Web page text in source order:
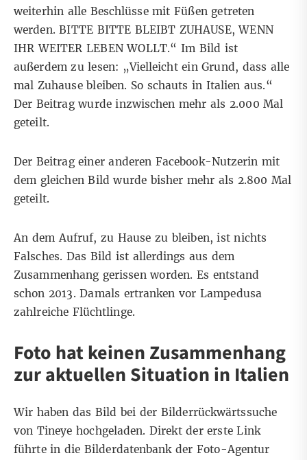
weiterhin alle Beschlüsse mit Füßen getreten
werden. BITTE BITTE BLEIBT ZUHAUSE, WENN
IHR WEITER LEBEN WOLLT.“ Im Bild ist
außerdem zu lesen: „Vielleicht ein Grund, dass alle
mal Zuhause bleiben. So schauts in Italien aus.“
Der Beitrag wurde inzwischen mehr als 2.000 Mal
geteilt.
Der Beitrag einer anderen Facebook-Nutzerinmit
dem gleichen Bild wurde bisher mehr als 2.800 Mal
geteilt.
An dem Aufruf, zu Hause zu bleiben, ist nichts
Falsches. Das Bild ist allerdings aus dem
Zusammenhang gerissen worden. Es entstand
schon 2013.Damals ertranken vor Lampedusa
zahlreiche Flüchtlinge.
Foto hat keinen Zusammenhang
zur aktuellen Situation in Italien
Wir haben das Bild bei derBilderrückwärtssuche
von Tineye hochgeladen. Direkt der erste Link
führte in dieBilderdatenbank der Foto-Agentur